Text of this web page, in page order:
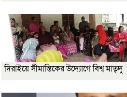
দিরাইয়ে সীমান্তিকের উদ্যোগে বিশ্ব মাতৃদু